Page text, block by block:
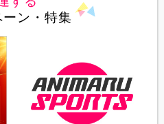
ーン・特集